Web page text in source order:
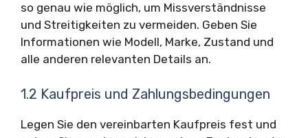
so genau wie möglich, um Missverständnisse
und Streitigkeiten zu vermeiden. Geben Sie
Informationen wie Modell, Marke, Zustand und
alle anderen relevanten Details an.
1.2 Kaufpreis und Zahlungsbedingungen
Legen Sie den vereinbarten Kaufpreis fest und